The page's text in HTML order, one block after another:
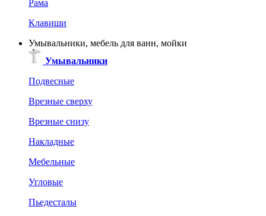
Рама
Клавиши
Умывальники, мебель для ванн, мойки
Умывальники
Подвесные
Врезные сверху
Врезные снизу
Накладные
Мебельные
Угловые
Пьедесталы